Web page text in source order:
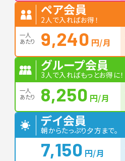
ペア会員
2人で入ればお得！
一人
あたり
9,240 円/月
グループ会員
3人で入ればもっとお得に！
一人
あたり
8,250 円/月
デイ会員
朝からたっぷり夕方まで。
7,150 円/月